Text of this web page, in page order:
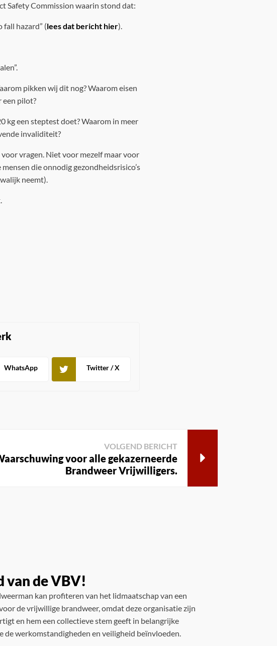
Safety Commission waarin stond dat:
hazard” (lees dat bericht hier).
pikken wij dit nog? Waarom eisen
een pilot?
kg een steptest doet? Waarom in meer
invaliditeit?
vragen. Niet voor mezelf maar voor
die onnodig gezondheidsrisico’s
neemt).
Twitter / X
WhatsApp
VOLGEND BERICHT
voor alle gekazerneerde
Brandweer Vrijwilligers.
van de VBV!
kan profiteren van het lidmaatschap van een
de vrijwillige brandweer, omdat deze organisatie zijn
en hem een collectieve stem geeft in belangrijke
de werkomstandigheden en veiligheid beïnvloeden.